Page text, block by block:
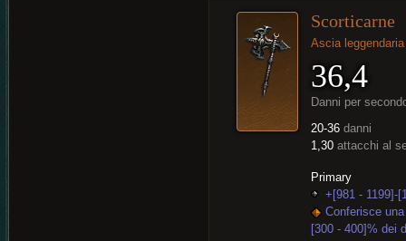
Scorticarne
Ascia leggendaria
36,4
Danni per
20-36 danni
1,30 attacchi al
Primary
+[981 - 1199]-
Conferisce
[300 - 400]% dei